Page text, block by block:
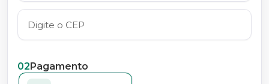
02Pagamento